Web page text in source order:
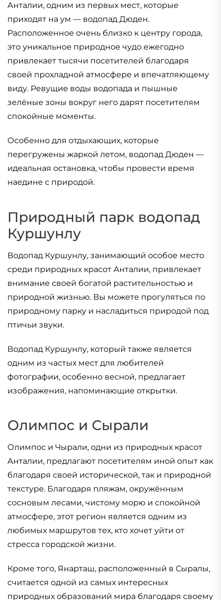
Анталии, одним из первых мест, которые
приходят на ум — водопад Дюден.
Расположенное очень близко к центру города,
это уникальное природное чудо ежегодно
привлекает тысячи посетителей благодаря
своей прохладной атмосфере и впечатляющему
виду. Ревущие воды водопада и пышные
зелёные зоны вокруг него дарят посетителям
спокойные моменты.
Особенно для отдыхающих, которые
перегружены жаркой летом, водопад Дюден —
идеальная остановка, чтобы провести время
наедине с природой.
Природный парк водопад
Куршунлу
Водопад Куршунлу, занимающий особое место
среди природных красот Анталии, привлекает
внимание своей богатой растительностью и
природной жизнью. Вы можете прогуляться по
природному парку и насладиться природой под
птичьи звуки.
Водопад Куршунлу, который также является
одним из частых мест для любителей
фотографии, особенно весной, предлагает
изображения, напоминающие открытки.
Олимпос и Сырали
Олимпос и Чырали, одни из природных красот
Анталии, предлагают посетителям иной опыт как
благодаря своей исторической, так и природной
текстуре. Благодаря пляжам, окружённым
сосновым лесами, чистому морю и спокойной
атмосфере, этот регион является одним из
любимых маршрутов тех, кто хочет уйти от
стресса городской жизни.
Кроме того, Янарташ, расположенный в Сыралы,
считается одной из самых интересных
природных образований мира благодаря своему